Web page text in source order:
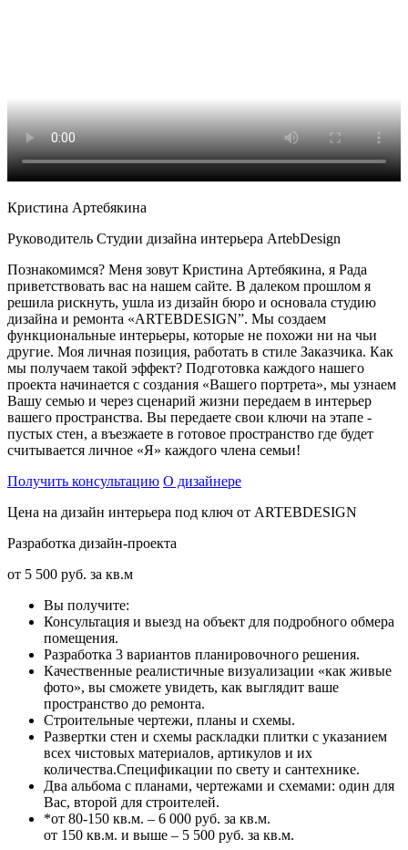
Кристина Артебякина
Руководитель Студии дизайна интерьера ArtebDesign
Познакомимся? Меня зовут Кристина Артебякина, я Рада
приветствовать вас на нашем сайте. В далеком прошлом я
решила рискнуть, ушла из дизайн бюро и основала студию
дизайна и ремонта «ARTEBDESIGN”. Мы создаем
функциональные интерьеры, которые не похожи ни на чьи
другие. Моя личная позиция, работать в стиле Заказчика. Как
мы получаем такой эффект? Подготовка каждого нашего
проекта начинается с создания «Вашего портрета», мы узнаем
Вашу семью и через сценарий жизни передаем в интерьер
вашего пространства. Вы передаете свои ключи на этапе -
пустых стен, а въезжаете в готовое пространство где будет
считывается личное «Я» каждого члена семьи!
Получить консультацию О дизайнере
Цена на дизайн интерьера под ключ от ARTEBDESIGN
Разработка дизайн-проекта
от 5 500 руб. за кв.м
Вы получите:
Консультация и выезд на объект для подробного обмера
помещения.
Разработка 3 вариантов планировочного решения.
Качественные реалистичные визуализации «как живые
фото», вы сможете увидеть, как выглядит ваше
пространство до ремонта.
Строительные чертежи, планы и схемы.
Развертки стен и схемы раскладки плитки с указанием
всех чистовых материалов, артикулов и их
количества.Спецификации по свету и сантехнике.
Два альбома с планами, чертежами и схемами: один для
Вас, второй для строителей.
*от 80-150 кв.м. – 6 000 руб. за кв.м.
от 150 кв.м. и выше – 5 500 руб. за кв.м.